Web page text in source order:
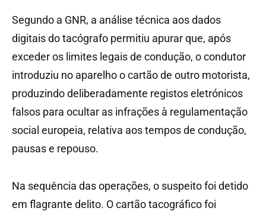
Segundo a GNR, a análise técnica aos dados
digitais do tacógrafo permitiu apurar que, após
exceder os limites legais de condução, o condutor
introduziu no aparelho o cartão de outro motorista,
produzindo deliberadamente registos eletrónicos
falsos para ocultar as infrações à regulamentação
social europeia, relativa aos tempos de condução,
pausas e repouso.
Na sequência das operações, o suspeito foi detido
em flagrante delito. O cartão tacográfico foi